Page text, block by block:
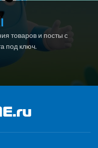
товаров и посты с
под ключ.